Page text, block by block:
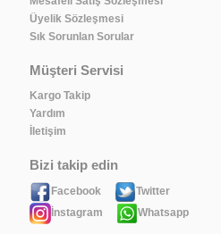
Üyelik Sözleşmesi
Sık Sorunlan Sorular
Müşteri Servisi
Kargo Takip
Yardım
İletişim
Bizi takip edin
Facebook
Twitter
İnstagram
Whatsapp